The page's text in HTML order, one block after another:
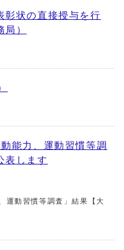
彰状の直接授与を行
）
能力、運動習慣等調
表します
運動習慣等調査」結果【大